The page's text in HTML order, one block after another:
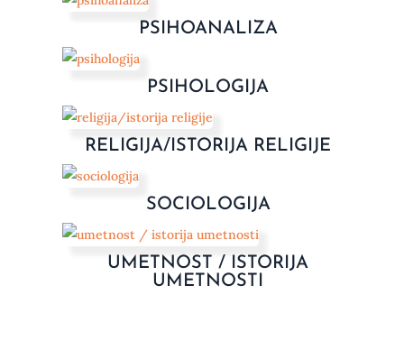
PSIHOANALIZA
PSIHOLOGIJA
RELIGIJA/ISTORIJA RELIGIJE
SOCIOLOGIJA
UMETNOST / ISTORIJA
UMETNOSTI